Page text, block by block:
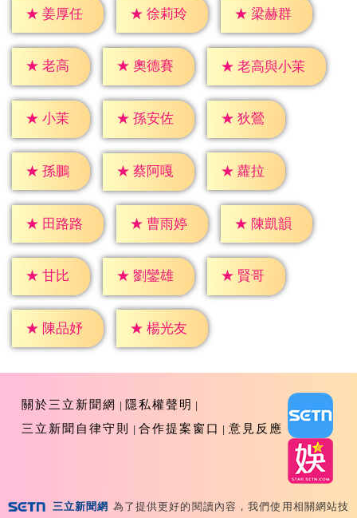
★ 姜厚任 ★ 徐莉玲 ★ 梁赫群
★ 老高 ★ 奧德賽 ★ 老高與小茉
★ 小茉 ★ 孫安佐 ★ 狄鶯
★ 孫鵬 ★ 蔡阿嘎 ★ 蘿拉
★ 田路路 ★ 曹雨婷 ★ 陳凱韻
★ 甘比 ★ 劉鑾雄 ★ 賢哥
★ 陳品妤 ★ 楊光友
關於三立新聞網
隱私權聲明
三立新聞自律守則
合作提案窗口 意見反應
三立新聞網 為了提供更好的閱讀內容，我們使用相關網站技